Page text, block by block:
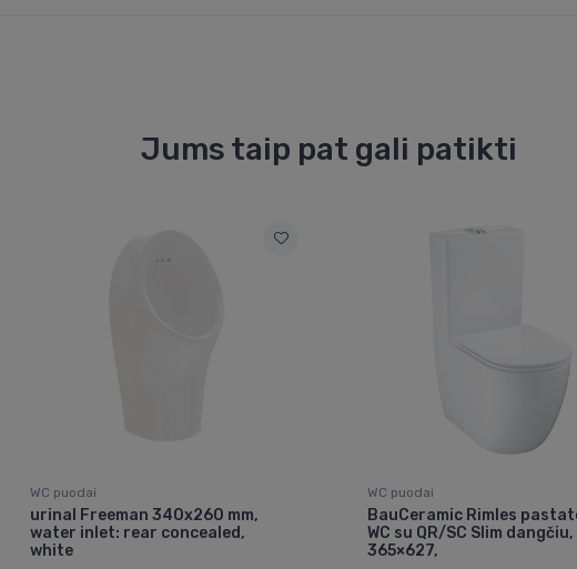
Jums taip pat gali patikti
WC puodai
urinal Freeman 340x260 mm,
water inlet: rear concealed,
white
WC puodai
BauCeramic Rimles
WC su QR/SC Slim dangčiu,
365×627,